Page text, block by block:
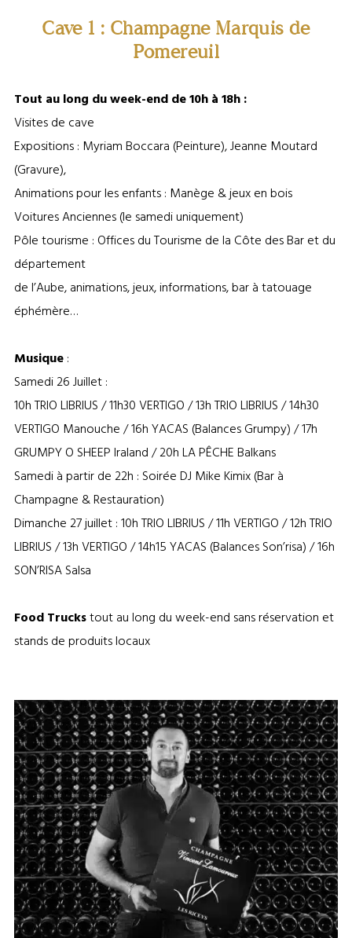
Cave 1 : Champagne Marquis de
Pomereuil
Tout au long du week-end de 10h à 18h :
Visites de cave
Expositions : Myriam Boccara (Peinture), Jeanne Moutard
(Gravure),
Animations pour les enfants : Manège & jeux en bois
Voitures Anciennes (le samedi uniquement)
Pôle tourisme : Offices du Tourisme de la Côte des Bar et du
département
de l’Aube, animations, jeux, informations, bar à tatouage
éphémère…
Musique:
Samedi 26 Juillet :
10h TRIO LIBRIUS / 11h30 VERTIGO / 13h TRIO LIBRIUS / 14h30
VERTIGO Manouche / 16h YACAS (Balances Grumpy) / 17h
GRUMPY O SHEEP Iraland / 20h LA PÊCHE Balkans
Samedi à partir de 22h : Soirée DJ Mike Kimix (Bar à
Champagne & Restauration)
Dimanche 27 juillet : 10h TRIO LIBRIUS / 11h VERTIGO / 12h TRIO
LIBRIUS / 13h VERTIGO / 14h15 YACAS (Balances Son’risa) / 16h
SON’RISA Salsa
Food Truckstout au long du week-end sans réservation et
stands de produits locaux